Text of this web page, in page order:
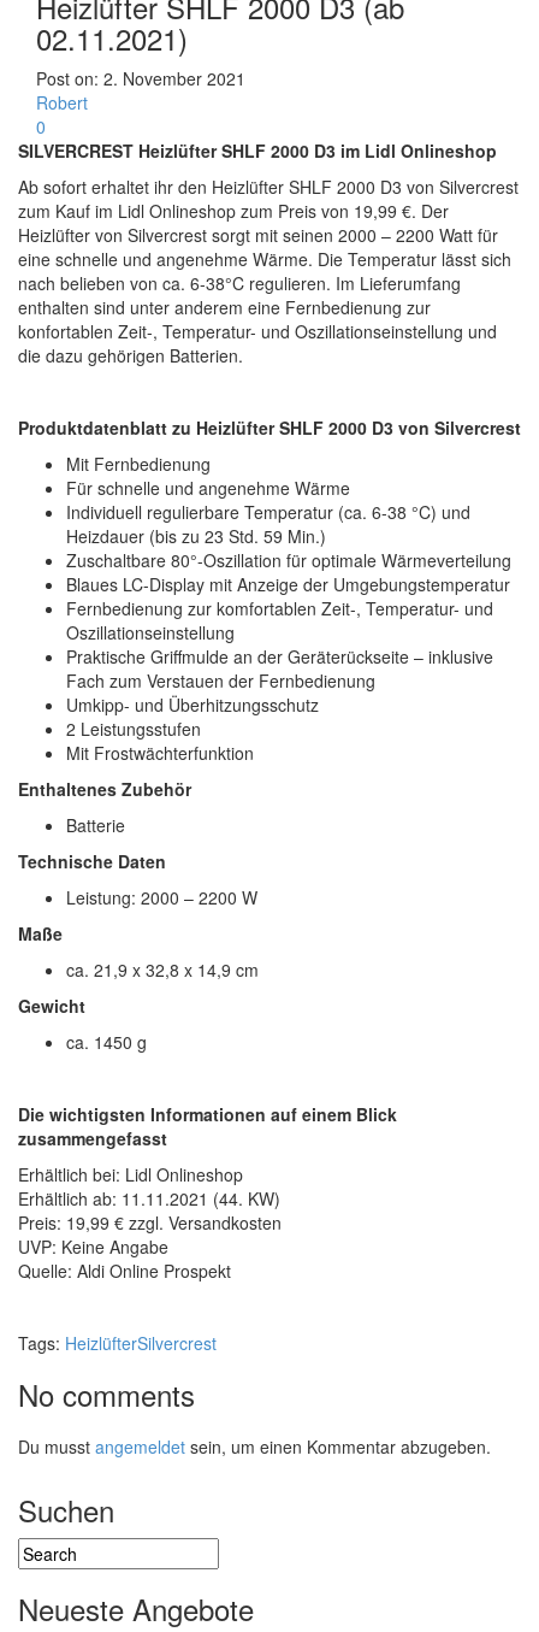
02.11.2021)
Post on: 2. November 2021
Robert
0
SILVERCREST Heizlüfter SHLF 2000 D3 im Lidl Onlineshop
Ab sofort erhaltet ihr den Heizlüfter SHLF 2000 D3 von Silvercrest
zum Kauf im Lidl Onlineshop zum Preis von 19,99 €. Der
Heizlüfter von Silvercrest sorgt mit seinen 2000 – 2200 Watt für
eine schnelle und angenehme Wärme. Die Temperatur lässt sich
nach belieben von ca. 6-38°C regulieren. Im Lieferumfang
enthalten sind unter anderem eine Fernbedienung zur
konfortablen Zeit-, Temperatur- und Oszillationseinstellung und
die dazu gehörigen Batterien.
Produktdatenblatt zu Heizlüfter SHLF 2000 D3 von Silvercrest
Mit Fernbedienung
Für schnelle und angenehme Wärme
Individuell regulierbare Temperatur (ca. 6-38 °C) und
Heizdauer (bis zu 23 Std. 59 Min.)
Zuschaltbare 80°-Oszillation für optimale Wärmeverteilung
Blaues LC-Display mit Anzeige der Umgebungstemperatur
Fernbedienung zur komfortablen Zeit-, Temperatur- und
Oszillationseinstellung
Praktische Griffmulde an der Geräterückseite – inklusive
Fach zum Verstauen der Fernbedienung
Umkipp- und Überhitzungsschutz
2 Leistungsstufen
Mit Frostwächterfunktion
Enthaltenes Zubehör
Batterie
Technische Daten
Leistung: 2000 – 2200 W
Maße
ca. 21,9 x 32,8 x 14,9 cm
Gewicht
ca. 1450 g
Die wichtigsten Informationen auf einem Blick
zusammengefasst
Erhältlich bei: Lidl Onlineshop
Erhältlich ab: 11.11.2021 (44. KW)
Preis: 19,99 € zzgl. Versandkosten
UVP: Keine Angabe
Quelle: Aldi Online Prospekt
Tags: HeizlüfterSilvercrest
No comments
Du musst angemeldet sein, um einen Kommentar abzugeben.
Suchen
Neueste Angebote